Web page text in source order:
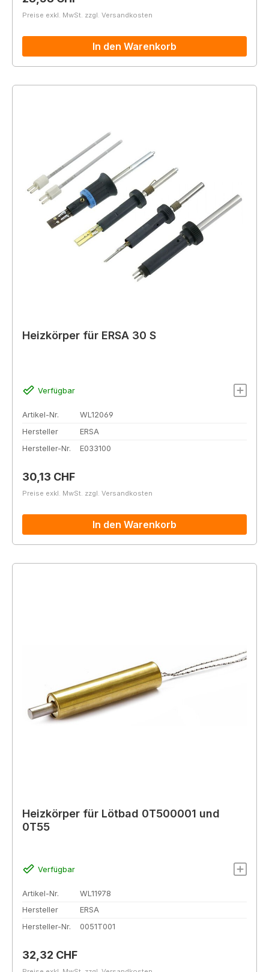
Preise exkl. MwSt. zzgl. Versandkosten
In den Warenkorb
Heizkörper für ERSA 30 S
Verfügbar
Artikel-Nr.
WL12069
Hersteller
ERSA
Hersteller-Nr.
E033100
Regulärer Preis:
30,13 CHF
Preise exkl. MwSt. zzgl. Versandkosten
In den Warenkorb
Heizkörper für Lötbad 0T500001 und
0T55
Verfügbar
Artikel-Nr.
WL11978
Hersteller
ERSA
Hersteller-Nr.
0051T001
Regulärer Preis:
32,32 CHF